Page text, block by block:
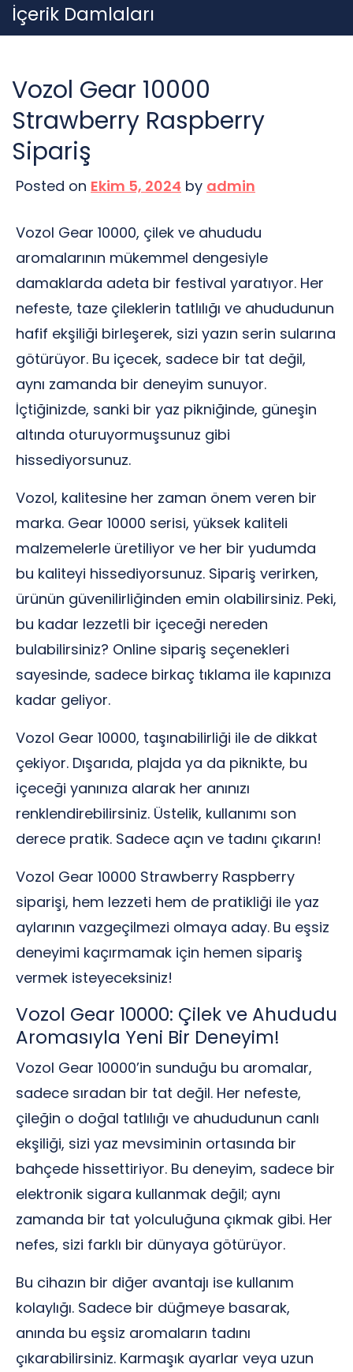
Skip
to
İçerik Damlaları
Vozol Gear 10000
Strawberry Raspberry
Sipariş
Posted on Ekim 5, 2024 by admin
Vozol Gear 10000, çilek ve ahududu
aromalarının mükemmel dengesiyle
damaklarda adeta bir festival yaratıyor. Her
nefeste, taze çileklerin tatlılığı ve ahududunun
hafif ekşiliği birleşerek, sizi yazın serin sularına
götürüyor. Bu içecek, sadece bir tat değil,
aynı zamanda bir deneyim sunuyor.
İçtiğinizde, sanki bir yaz pikniğinde, güneşin
altında oturuyormuşsunuz gibi
hissediyorsunuz.
Vozol, kalitesine her zaman önem veren bir
marka. Gear 10000 serisi, yüksek kaliteli
malzemelerle üretiliyor ve her bir yudumda
bu kaliteyi hissediyorsunuz. Sipariş verirken,
ürünün güvenilirliğinden emin olabilirsiniz. Peki,
bu kadar lezzetli bir içeceği nereden
bulabilirsiniz? Online sipariş seçenekleri
sayesinde, sadece birkaç tıklama ile kapınıza
kadar geliyor.
Vozol Gear 10000, taşınabilirliği ile de dikkat
çekiyor. Dışarıda, plajda ya da piknikte, bu
içeceği yanınıza alarak her anınızı
renklendirebilirsiniz. Üstelik, kullanımı son
derece pratik. Sadece açın ve tadını çıkarın!
Vozol Gear 10000 Strawberry Raspberry
siparişi, hem lezzeti hem de pratikliği ile yaz
aylarının vazgeçilmezi olmaya aday. Bu eşsiz
deneyimi kaçırmamak için hemen sipariş
vermek isteyeceksiniz!
Vozol Gear 10000: Çilek ve Ahududu
Aromasıyla Yeni Bir Deneyim!
Vozol Gear 10000’in sunduğu bu aromalar,
sadece sıradan bir tat değil. Her nefeste,
çileğin o doğal tatlılığı ve ahududunun canlı
ekşiliği, sizi yaz mevsiminin ortasında bir
bahçede hissettiriyor. Bu deneyim, sadece bir
elektronik sigara kullanmak değil; aynı
zamanda bir tat yolculuğuna çıkmak gibi. Her
nefes, sizi farklı bir dünyaya götürüyor.
Bu cihazın bir diğer avantajı ise kullanım
kolaylığı. Sadece bir düğmeye basarak,
anında bu eşsiz aromaların tadını
çıkarabilirsiniz. Karmaşık ayarlar veya uzun